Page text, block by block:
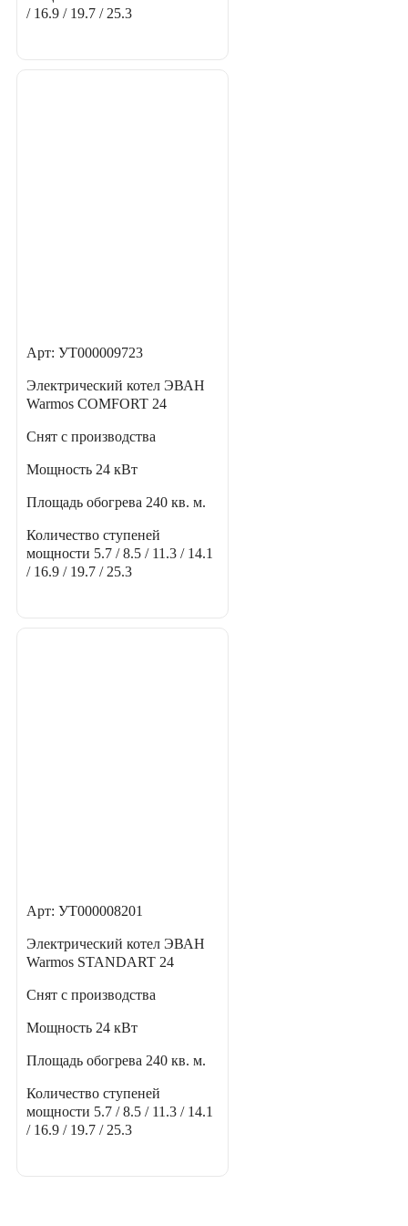
/ 16.9 / 19.7 / 25.3
Арт: УТ000009723
Электрический котел ЭВАН
Warmos COMFORT 24
Снят с производства
Мощность 24 кВт
Площадь обогрева 240 кв. м.
Количество ступеней
мощности 5.7 / 8.5 / 11.3 / 14.1
/ 16.9 / 19.7 / 25.3
Арт: УТ000008201
Электрический котел ЭВАН
Warmos STANDART 24
Снят с производства
Мощность 24 кВт
Площадь обогрева 240 кв. м.
Количество ступеней
мощности 5.7 / 8.5 / 11.3 / 14.1
/ 16.9 / 19.7 / 25.3